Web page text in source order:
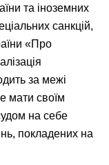
та іноземних
санкцій,
«Про
за межі
мати своїм
на себе
покладених на